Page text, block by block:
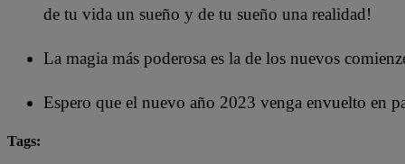
de tu vida un sueño y de tu sueño una realidad!
La magia más poderosa es la de los nuevos
Espero que el nuevo año 2023 venga envuelto en
Tags: